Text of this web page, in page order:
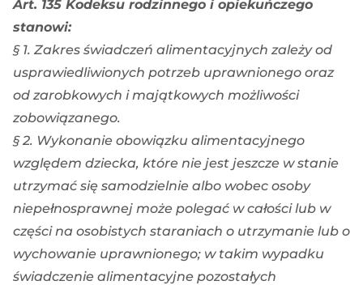
Art. 135 Kodeksu rodzinnego i opiekuńczego
stanowi:
§ 1. Zakres świadczeń alimentacyjnych zależy od
usprawiedliwionych potrzeb uprawnionego oraz
od zarobkowych i majątkowych możliwości
zobowiązanego.
§ 2. Wykonanie obowiązku alimentacyjnego
względem dziecka, które nie jest jeszcze w stanie
utrzymać się samodzielnie albo wobec osoby
niepełnosprawnej może polegać w całości lub w
części na osobistych staraniach o utrzymanie lub o
wychowanie uprawnionego; w takim wypadku
świadczenie alimentacyjne pozostałych